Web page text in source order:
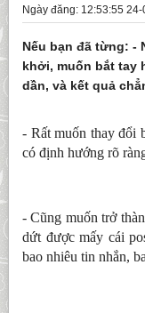
Ngày đăng: 12:53:55
Nếu bạn đã từng: -
khởi, muốn bắt tay
dần, và kết quả
- Rất muốn thay đổi
có định hướng rõ
- Cũng muốn trở
dứt được mấy cái
bao nhiêu tin nhắn,